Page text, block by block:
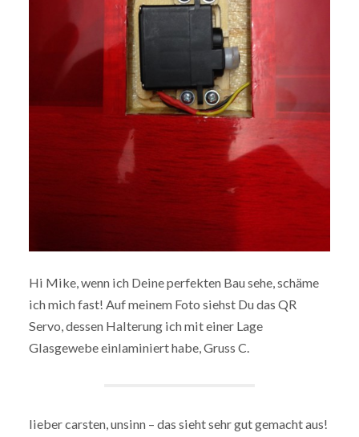
Hi Mike, wenn ich Deine perfekten Bau sehe, schäme
ich mich fast! Auf meinem Foto siehst Du das QR
Servo, dessen Halterung ich mit einer Lage
Glasgewebe einlaminiert habe, Gruss C.
lieber carsten, unsinn – das sieht sehr gut gemacht aus!